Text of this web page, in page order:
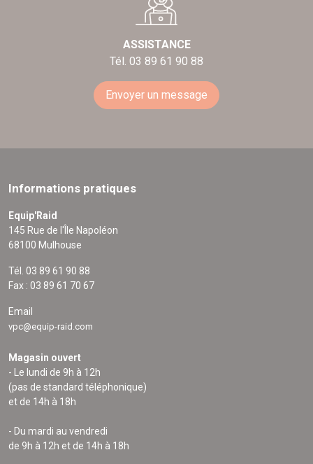
ASSISTANCE
Tél. 03 89 61 90 88
Envoyer un message
Informations pratiques
Equip'Raid
145 Rue de l'Île Napoléon
68100 Mulhouse
Tél. 03 89 61 90 88
Fax : 03 89 61 70 67
Email
vpc@equip-raid.com
Magasin ouvert
- Le lundi de 9h à 12h
(pas de standard téléphonique)
et de 14h à 18h
- Du mardi au vendredi
de 9h à 12h et de 14h à 18h